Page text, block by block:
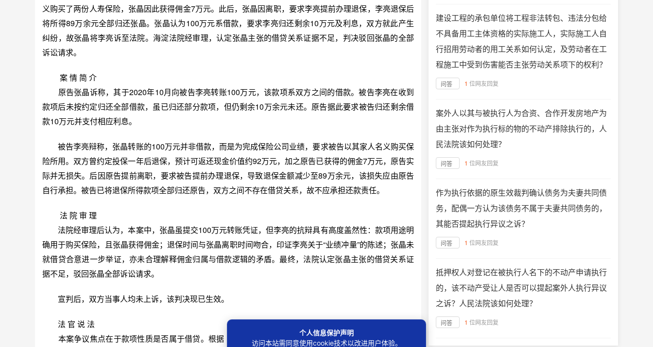
义购买了两份人寿保险，张晶因此获得佣金7万元。此后，张晶因离职，要求李亮提前办理退保，李亮退保后
将所得89万余元全部归还张晶。张晶认为100万元系借款，要求李亮归还剩余10万元及利息，双方就此产生
纠纷，故张晶将李亮诉至法院。海淀法院经审理，认定张晶主张的借贷关系证据不足，判决驳回张晶的全部
诉讼请求。
案 情 简 介
原告张晶诉称，其于2020年10月向被告李亮转账100万元，该款项系双方之间的借款。被告李亮在收到
款项后未按约定归还全部借款，虽已归还部分款项，但仍剩余10万余元未还。原告据此要求被告归还剩余借
款10万元并支付相应利息。
被告李亮辩称，张晶转账的100万元并非借款，而是为完成保险公司业绩，要求被告以其家人名义购买保
险所用。双方曾约定投保一年后退保，预计可返还现金价值约92万元，加之原告已获得的佣金7万元，原告实
际并无损失。后因原告提前离职，要求被告提前办理退保，导致退保金额减少至89万余元，该损失应由原告
自行承担。被告已将退保所得款项全部归还原告，双方之间不存在借贷关系，故不应承担还款责任。
法 院 审 理
法院经审理后认为，本案中，张晶虽提交100万元转账凭证，但李亮的抗辩具有高度盖然性：款项用途明
确用于购买保险，且张晶获得佣金；退保时间与张晶离职时间吻合，印证李亮关于“业绩冲量”的陈述；张晶未
就借贷合意进一步举证，亦未合理解释佣金归属与借款逻辑的矛盾。最终，法院认定张晶主张的借贷关系证
据不足，驳回张晶全部诉讼请求。
宣判后，双方当事人均未上诉，该判决现已生效。
法 官 说 法
本案争议焦点在于款项性质是否属于借贷。根据《最高人民法院关于审理民间借贷案件适用法律若干问
建设工程的承包单位将工程非法转包、违法分包给
不具备用工主体资格的实际施工人，实际施工人自
行招用劳动者的用工关系如何认定，及劳动者在工
程施工中受到伤害能否主张劳动关系项下的权利？
问答 1 位网友回复
案外人以其与被执行人为合资、合作开发房地产为
由主张对作为执行标的物的不动产排除执行的，人
民法院该如何处理？
问答 1 位网友回复
作为执行依据的原生效裁判确认债务为夫妻共同债
务，配偶一方认为该债务不属于夫妻共同债务的，
其能否提起执行异议之诉？
问答 1 位网友回复
抵押权人对登记在被执行人名下的不动产申请执行
的，该不动产受让人是否可以提起案外人执行异议
之诉？人民法院该如何处理？
问答 1 位网友回复
个人信息保护声明
访问本站需同意使用cookie技术以改进用户体验。